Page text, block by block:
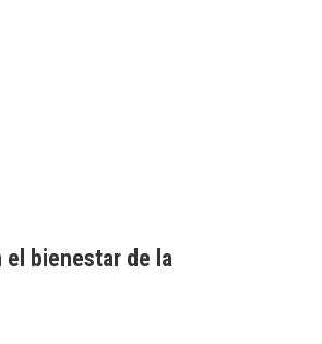
el bienestar de la